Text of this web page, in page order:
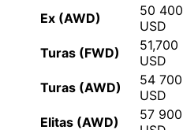
Ex (AWD)
50 400
USD
Turas (FWD)
51,700
USD
Turas (AWD)
54 700
USD
Elitas (AWD)
57 900